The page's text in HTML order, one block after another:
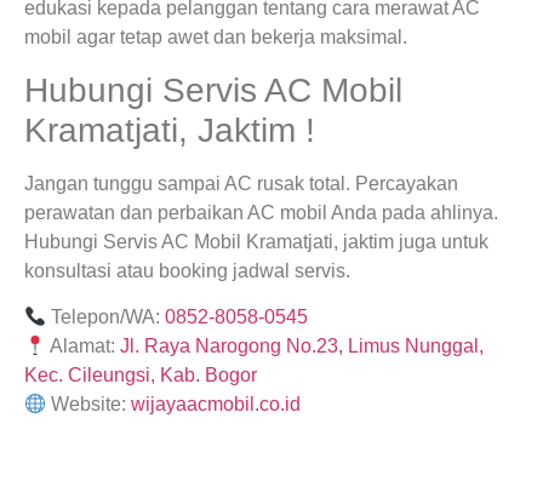
edukasi kepada pelanggan tentang cara merawat AC
mobil agar tetap awet dan bekerja maksimal.
Hubungi Servis AC Mobil
Kramatjati, Jaktim !
Jangan tunggu sampai AC rusak total. Percayakan
perawatan dan perbaikan AC mobil Anda pada ahlinya.
Hubungi Servis AC Mobil Kramatjati, jaktim juga untuk
konsultasi atau booking jadwal servis.
Telepon/WA:0852-8058-0545
Alamat:Jl. Raya Narogong No.23, Limus Nunggal,
Kec. Cileungsi, Kab. Bogor
Website:wijayaacmobil.co.id